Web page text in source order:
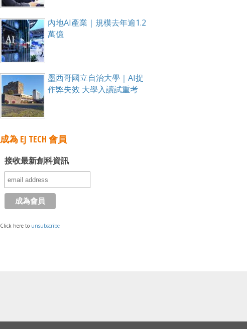
內地AI產業｜規模去年逾1.2
萬億
墨西哥國立自治大學｜AI捉
作弊失效 大學入讀試重考
成為 EJ TECH 會員
接收最新創科資訊
Click here to unsubscribe